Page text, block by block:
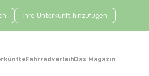
Fahrradverleih Das Magazin
Ihre Unterkunft hinzufügen